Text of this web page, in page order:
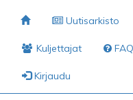
Uutisarkisto
Kuljettajat FAQ
Kirjaudu